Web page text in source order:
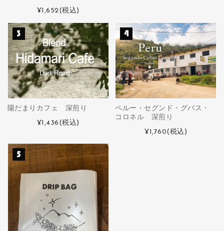
¥1,652(税込)
陽だまりカフェ 深煎り
¥1,436 (税込)
ペルー・セグンド・グバス・
コロネル 深煎り
¥1,760(税込)